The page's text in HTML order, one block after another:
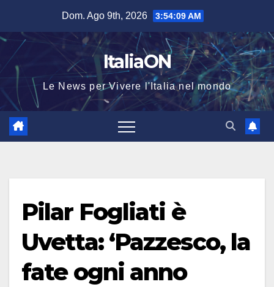
contenuto
Dom. Ago 9th, 2026 3:54:10 AM
ItaliaON
Le News per Vivere l'Italia nel mondo
Pilar Fogliati è
Uvetta: ‘Pazzesco, la
fate ogni anno